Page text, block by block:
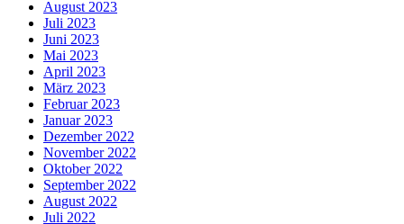
August 2023
Juli 2023
Juni 2023
Mai 2023
April 2023
März 2023
Februar 2023
Januar 2023
Dezember 2022
November 2022
Oktober 2022
September 2022
August 2022
Juli 2022